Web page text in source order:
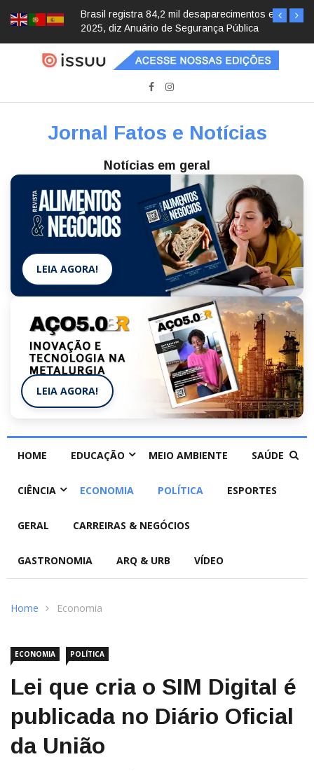
Brasil registra 84,2 mil desaparecimentos em
2025, diz Anuário de Segurança Pública
Jornal Fatos e Notícias
Notícias em geral
LEIA AGORA!
LEIA AGORA!
HOME EDUCAÇÃO MEIO AMBIENTE SAÚDE
CIÊNCIA ECONOMIA POLÍTICA ESPORTES
GERAL CARREIRAS & NEGÓCIOS
GASTRONOMIA ARQ & URB VÍDEO
Home Economia
ECONOMIA POLÍTICA
Lei que cria o SIM Digital é
publicada no Diário Oficial
da União